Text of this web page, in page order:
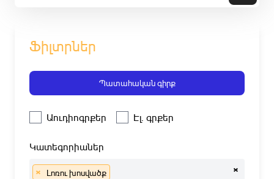
Ֆիլտրներ
Պատահական գիրք
Աուդիոգրքեր Էլ. գրքեր
Կատեգորիաներ
×
× Լոռու խոսվածք